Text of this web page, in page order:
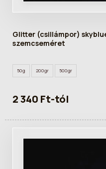
Glitter (csillámpor)
szemcseméret
50g 200gr 500gr
2 340 Ft-tól